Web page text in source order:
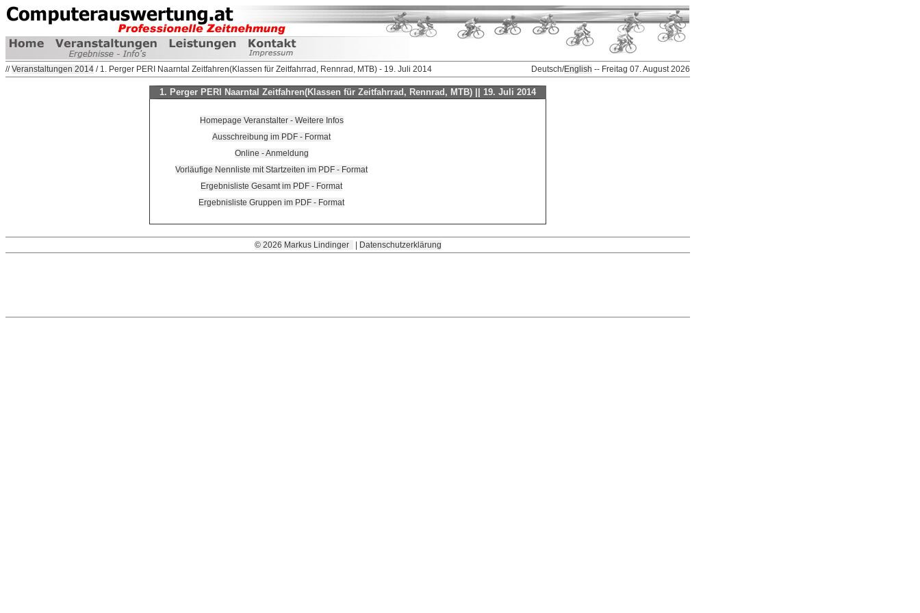
//Veranstaltungen 2014 / 1. Perger PERI Naarntal Zeitfahren(Klassen für Zeitfahrrad, Rennrad, MTB) - 19. Juli 2014 Deutsch/English -- Freitag 07. August 2026
1. Perger PERI Naarntal Zeitfahren(Klassen für Zeitfahrrad, Rennrad, MTB) || 19. Juli 2014
Homepage Veranstalter - Weitere Infos
Ausschreibung im PDF - Format
Online - Anmeldung
Vorläufige Nennliste mit Startzeiten im PDF - Format
Ergebnisliste Gesamt im PDF - Format
Ergebnisliste Gruppen im PDF - Format
© 2026 Markus Lindinger Datenschutzerklärung